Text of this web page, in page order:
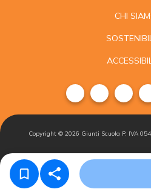
CHI
Copyright © 2026 Giunti Scuola P. IVA
Condizioni di
vendita
Gestisci